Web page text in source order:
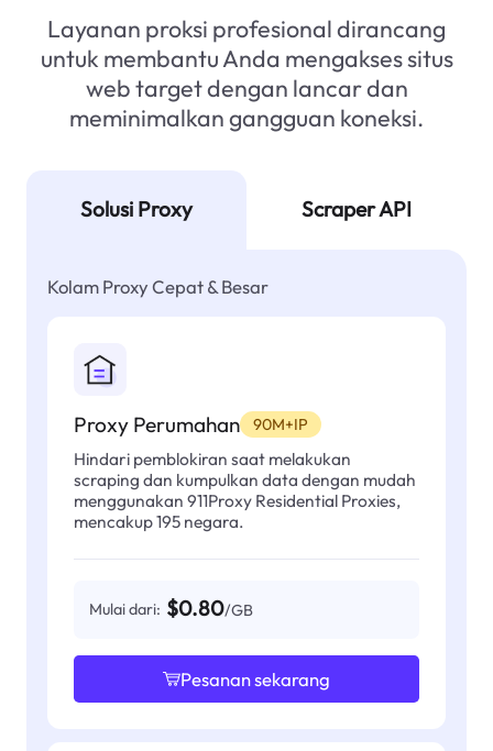
Layanan proksi profesional dirancang
untuk membantu Anda mengakses situs
web target dengan lancar dan
meminimalkan gangguan koneksi.
Solusi Proxy Scraper API
Kolam Proxy Cepat & Besar
Proxy Perumahan 90M+IP
Hindari pemblokiran saat melakukan
scraping dan kumpulkan data dengan mudah
menggunakan 911Proxy Residential Proxies,
mencakup 195 negara.
Mulai dari: $0.80/GB
Pesanan sekarang